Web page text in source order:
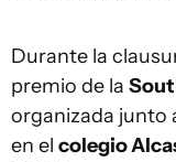
Durante la
premio de la
organizada junto
en el colegio